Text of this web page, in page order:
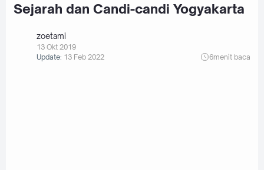
Sejarah dan Candi-candi Yogyakarta
zoetami
13 Okt 2019
Update: 13 Feb 2022 6menit baca